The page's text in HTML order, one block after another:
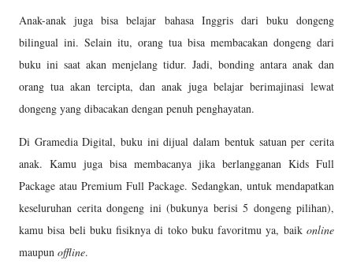
Anak-anak juga bisa belajar bahasa Inggris dari buku dongeng
bilingual ini. Selain itu, orang tua bisa membacakan dongeng dari
buku ini saat akan menjelang tidur. Jadi, bonding antara anak dan
orang tua akan tercipta, dan anak juga belajar berimajinasi lewat
dongeng yang dibacakan dengan penuh penghayatan.
Di Gramedia Digital, buku ini dijual dalam bentuk satuan per cerita
anak. Kamu juga bisa membacanya jika berlangganan Kids Full
Package atau Premium Full Package. Sedangkan, untuk mendapatkan
keseluruhan cerita dongeng ini (bukunya berisi 5 dongeng pilihan),
kamu bisa beli buku fisiknya di toko buku favoritmu ya, baikonline
maupun offline.